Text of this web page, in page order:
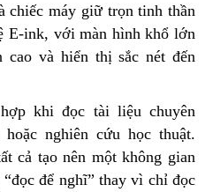
chiếc máy giữ trọn tinh thần
E-ink, với màn hình khổ lớn
cao và hiển thị sắc nét đến
khi đọc tài liệu chuyên
nghiên cứu học thuật.
cả tạo nên một không gian
để nghĩ” thay vì chỉ đọc